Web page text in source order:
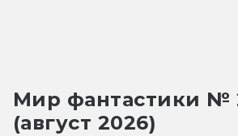
Мир фантастики №
(август 2026)